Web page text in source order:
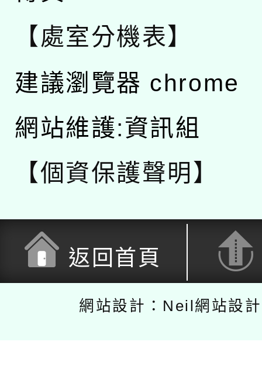
【處室分機表】
建議瀏覽器 chrome
網站維護:資訊組
【個資保護聲明】
返回首頁
網站設計：Neil網站設